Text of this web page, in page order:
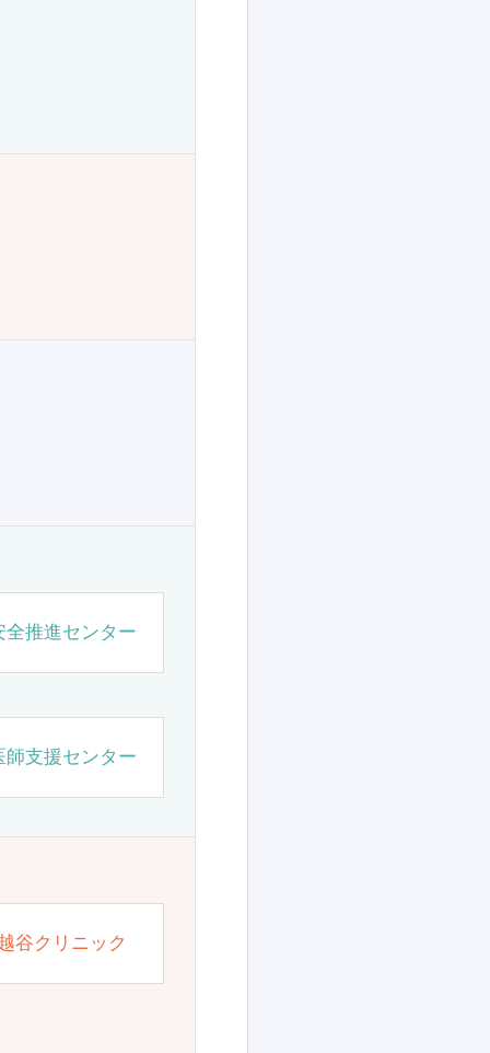
全推進センター
師支援センター
谷クリニック